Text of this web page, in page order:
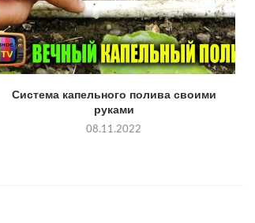
Система капельного полива своими
руками
08.11.2022